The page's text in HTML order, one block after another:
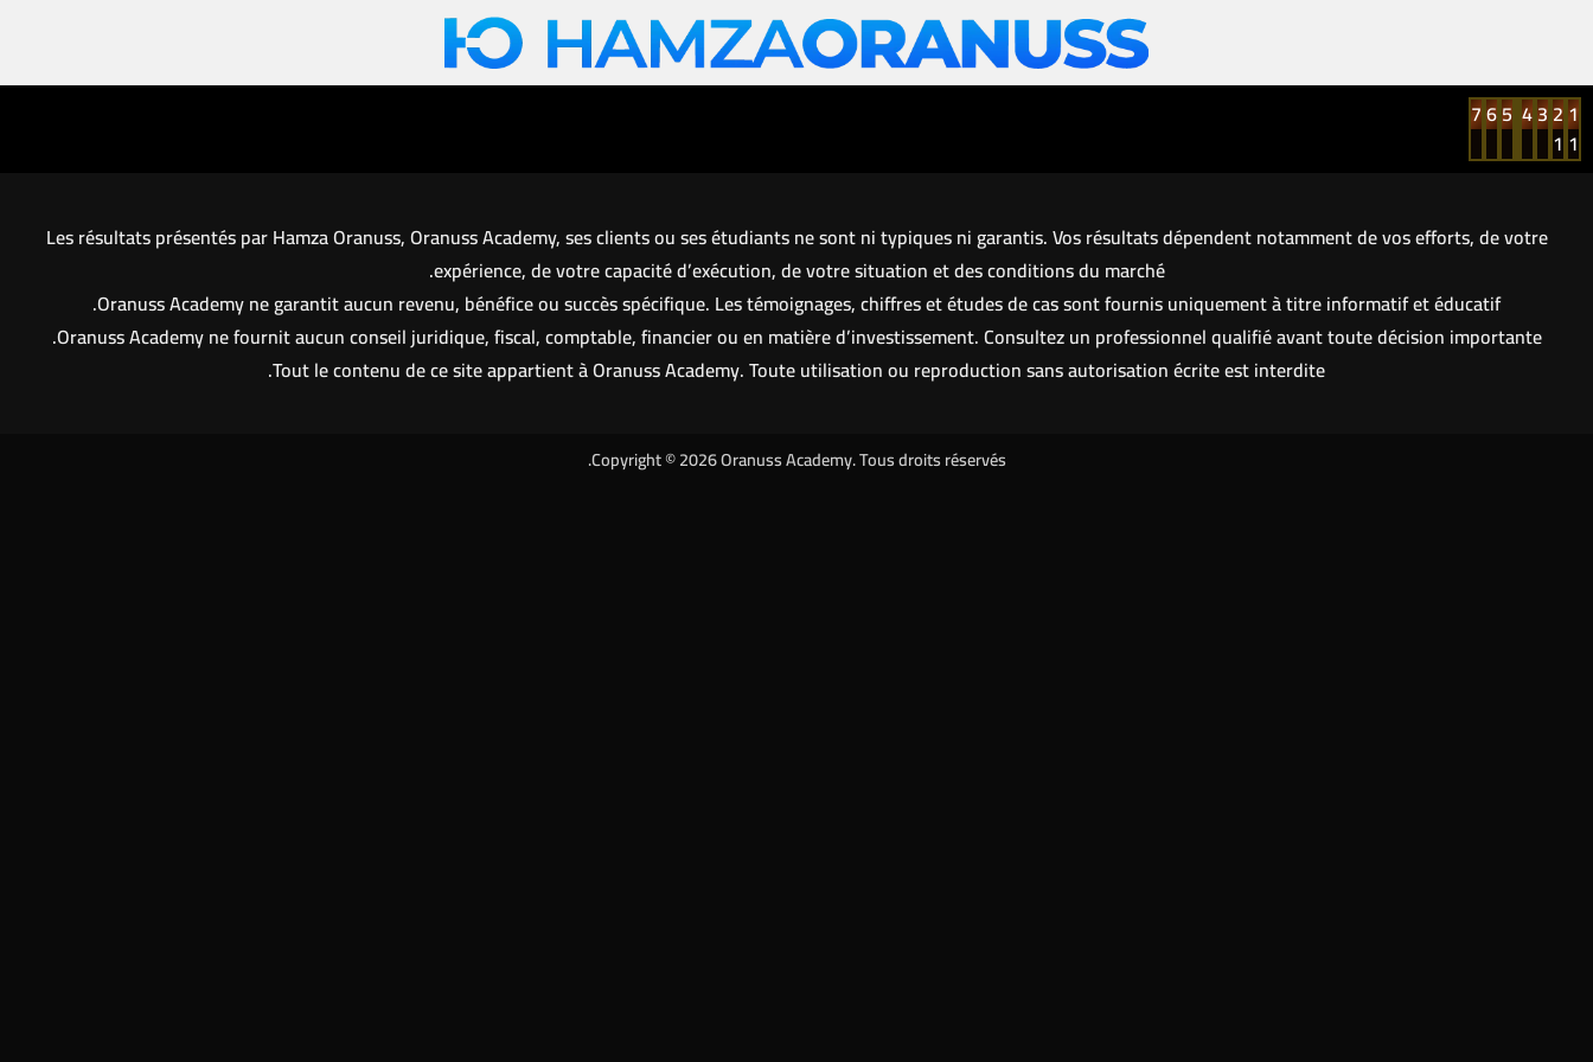
1
1
2
1
3
4
5
6
7
Les résultats présentés par Hamza Oranuss, Oranuss Academy, ses clients ou ses étudiants ne sont ni typiques ni garantis. Vos résultats dépendent notamment de vos efforts, de votre
expérience, de votre capacité d’exécution, de votre situation et des conditions du marché.
Oranuss Academy ne garantit aucun revenu, bénéfice ou succès spécifique. Les témoignages, chiffres et études de cas sont fournis uniquement à titre informatif et éducatif.
Oranuss Academy ne fournit aucun conseil juridique, fiscal, comptable, financier ou en matière d’investissement. Consultez un professionnel qualifié avant toute décision importante.
Tout le contenu de ce site appartient à Oranuss Academy. Toute utilisation ou reproduction sans autorisation écrite est interdite.
Copyright © 2026 Oranuss Academy. Tous droits réservés.